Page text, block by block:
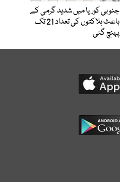
جنوبی کوریا میں شدید گرمی کے
باعث ہلاکتوں کی تعداد 21 تک
پہنچ گئی